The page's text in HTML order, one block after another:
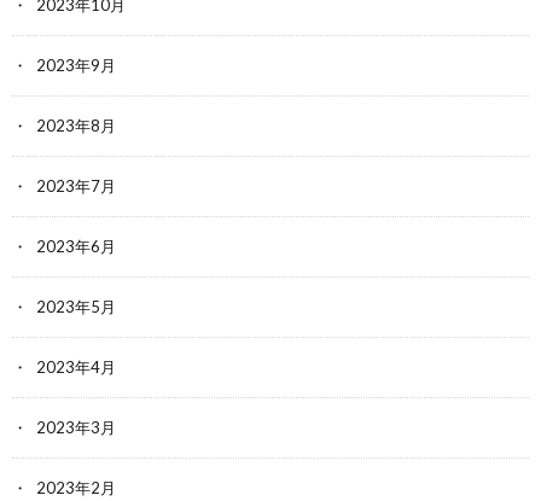
2023年10月
2023年9月
2023年8月
2023年7月
2023年6月
2023年5月
2023年4月
2023年3月
2023年2月